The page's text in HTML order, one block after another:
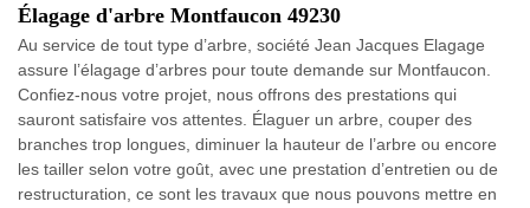
Élagage d'arbre Montfaucon 49230
Au service de tout type d’arbre, société Jean Jacques Elagage
assure l’élagage d’arbres pour toute demande sur Montfaucon.
Confiez-nous votre projet, nous offrons des prestations qui
sauront satisfaire vos attentes. Élaguer un arbre, couper des
branches trop longues, diminuer la hauteur de l’arbre ou encore
les tailler selon votre goût, avec une prestation d’entretien ou de
restructuration, ce sont les travaux que nous pouvons mettre en